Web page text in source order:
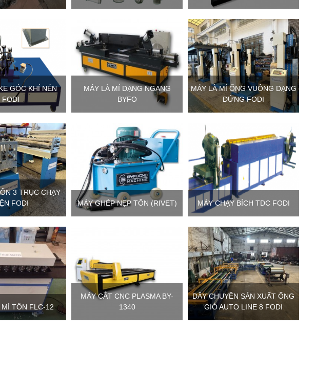
GÓC KHÍ NÉN
FODI
MÁY LÀ MÍ DẠNG NGANG
BYFO
MÁY LÀ MÍ ỐNG VUÔNG DẠNG
ĐỨNG FODI
3 TRỤC CHẠY
FODI
MÁY GHÉP NẸP TÔN (RIVET) MÁY CHẠY BÍCH TDC FODI
MÍ TÔN FLC-12
MÁY CẮT CNC PLASMA BY-
1340
DÂY CHUYỀN SẢN XUẤT ỐNG
GIÓ AUTO LINE 8 FODI